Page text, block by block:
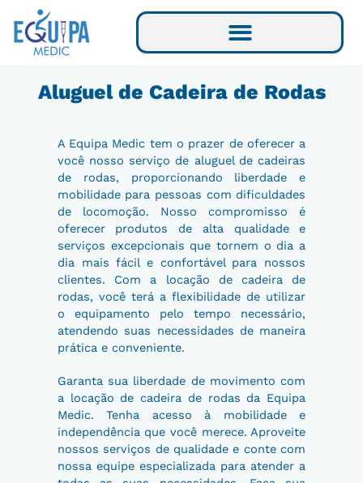
para
conteúdo
Aluguel de Cadeira de Rodas
A Equipa Medic tem o prazer de oferecer a
você nosso serviço de aluguel de cadeiras
de rodas, proporcionando liberdade e
mobilidade para pessoas com dificuldades
de locomoção. Nosso compromisso é
oferecer produtos de alta qualidade e
serviços excepcionais que tornem o dia a
dia mais fácil e confortável para nossos
clientes. Com a locação de cadeira de
rodas, você terá a flexibilidade de utilizar
o equipamento pelo tempo necessário,
atendendo suas necessidades de maneira
prática e conveniente.
Garanta sua liberdade de movimento com
a locação de cadeira de rodas da Equipa
Medic. Tenha acesso à mobilidade e
independência que você merece. Aproveite
nossos serviços de qualidade e conte com
nossa equipe especializada para atender a